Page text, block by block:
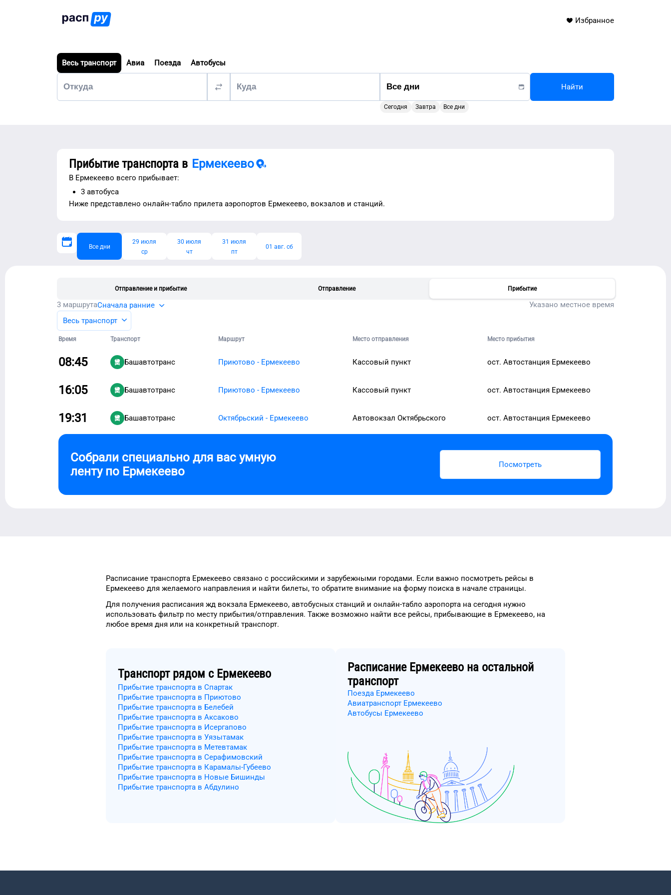
Избранное
Весь транспорт Авиа Поезда Автобусы
Сегодня Завтра Все дни
Найти
Прибытие транспорта в Ермекеево
В Ермекеево всего прибывает:
3 автобуса
Ниже представлено онлайн-табло прилета аэропортов Ермекеево, вокзалов и станций.
Все дни
29 июля
ср
30 июля
чт
31 июля
пт
01 авг. сб
Отправление и прибытие Отправление Прибытие
3 маршрутаСначала ранние
Указано местное время
Весь транспорт
Время Транспорт Маршрут Место отправления Место прибытия
08:45 Башавтотранс Приютово - Ермекеево Кассовый пункт ост. Автостанция Ермекеево
16:05 Башавтотранс Приютово - Ермекеево Кассовый пункт ост. Автостанция Ермекеево
19:31 Башавтотранс Октябрьский - Ермекеево Автовокзал Октябрьского ост. Автостанция Ермекеево
Собрали специально для вас умную
ленту по Ермекеево Посмотреть
Расписание транспорта Ермекеево связано с российскими и зарубежными городами. Если важно посмотреть рейсы в
Ермекеево для желаемого направления и найти билеты, то обратите внимание на форму поиска в начале страницы.
Для получения расписания жд вокзала Ермекеево, автобусных станций и онлайн-табло аэропорта на сегодня нужно
использовать фильтр по месту прибытия/отправления. Также возможно найти все рейсы, прибывающие в Ермекеево, на
любое время дня или на конкретный транспорт.
Транспорт рядом с Ермекеево
Прибытие транспорта в Спартак
Прибытие транспорта в Приютово
Прибытие транспорта в Белебей
Прибытие транспорта в Аксаково
Прибытие транспорта в Исергапово
Прибытие транспорта в Уязытамак
Прибытие транспорта в Метевтамак
Прибытие транспорта в Серафимовский
Прибытие транспорта в Карамалы-Губеево
Прибытие транспорта в Новые Бишинды
Прибытие транспорта в Абдулино
Расписание Ермекеево на остальной
транспорт
Поезда Ермекеево
Авиатранспорт Ермекеево
Автобусы Ермекеево